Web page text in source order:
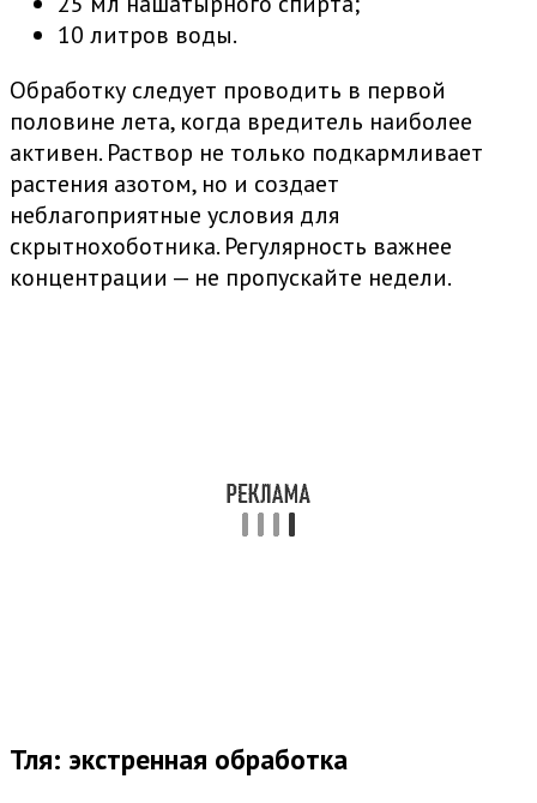
10 литров воды.
Обработку следует проводить в первой
половине лета, когда вредитель наиболее
активен. Раствор не только подкармливает
растения азотом, но и создает
неблагоприятные условия для
скрытнохоботника. Регулярность важнее
концентрации — не пропускайте недели.
Тля: экстренная обработка